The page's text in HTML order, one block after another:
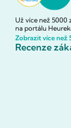
Už více než 5000
na portálu
Zobrazit více než
Recenze